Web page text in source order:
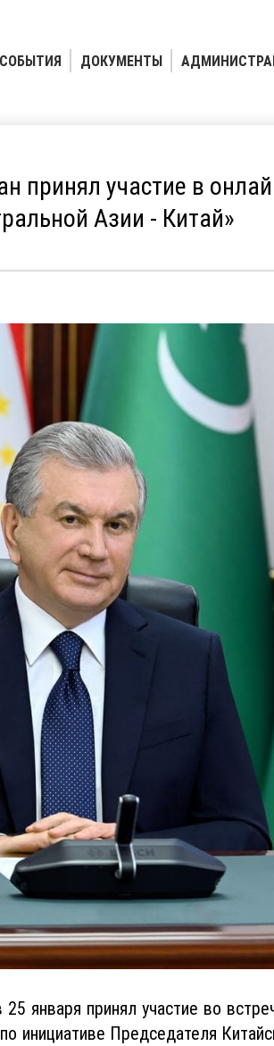
СОБЫТИЯ ДОКУМЕНТЫ
принял участие в
Азии - Китай»
января принял участие во
инициативе Председателя